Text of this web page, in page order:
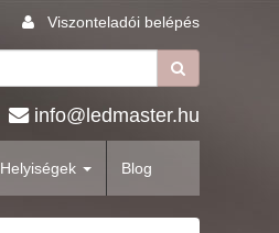
Viszonteladói belépés
info@ledmaster.hu
Helyiségek Blog